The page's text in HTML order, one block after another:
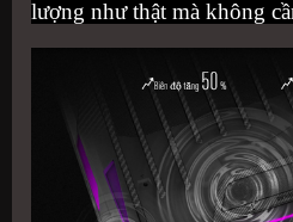
lượng như thật mà không